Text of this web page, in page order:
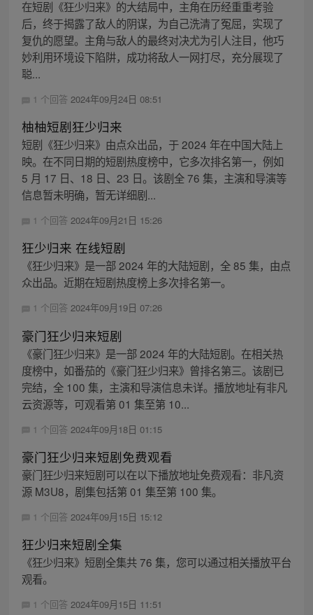
在短剧《狂少归来》的大结局中，主角在历经重重考验
后，终于揭露了敌人的阴谋，为自己洗清了冤屈，实现了
复仇的愿望。主角与敌人的最终对决尤为引人注目，他巧
妙利用环境设下陷阱，成功将敌人一网打尽，充分展现了
聪...
1 个回答 2024年09月24日 08:51
柚柚短剧狂少归来
短剧《狂少归来》由点众出品，于 2024 年在中国大陆上
映。在不同日期的短剧热度榜中，它多次排名第一，例如
5 月 17 日、18 日、23 日。该剧全 76 集，主演和导演等
信息暂未明确，暂无详细剧...
1 个回答 2024年09月21日 15:26
狂少归来 在线短剧
《狂少归来》是一部 2024 年的大陆短剧，全 85 集，由点
众出品。近期在短剧热度榜上多次排名第一。
1 个回答 2024年09月19日 07:26
豪门狂少归来短剧
《豪门狂少归来》是一部 2024 年的大陆短剧。在相关热
度榜中，如番茄的《豪门狂少归来》曾排名第三。该剧已
完结，全 100 集，主演和导演信息未详。播放地址有非凡
云资源等，可观看第 01 集至第 10...
1 个回答 2024年09月18日 01:15
豪门狂少归来短剧免费观看
豪门狂少归来短剧可以在以下播放地址免费观看：非凡资
源 M3U8，剧集包括第 01 集至第 100 集。
1 个回答 2024年09月15日 15:12
狂少归来短剧全集
《狂少归来》短剧全集共 76 集，您可以通过相关播放平台
观看。
1 个回答 2024年09月15日 11:51